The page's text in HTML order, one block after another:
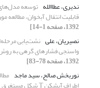
ندیری، عطاالله توسعه
قابلیت انتقال آبخوان،
1392، صفحه 1-14]
نصیریان، علی نشت‌یابی
واسنجی فشارهای گرهی به
1392، صفحه 78-83]
نوربخش صالح، سید ماجد
اطراف آبشکن T شکل مستغرق در مسیر مستقیم